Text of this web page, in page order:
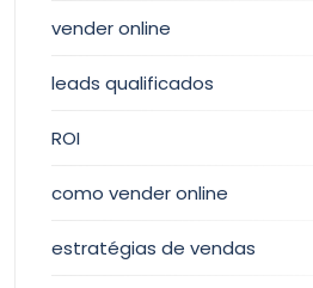
vender online
leads qualificados
ROI
como vender online
estratégias de vendas